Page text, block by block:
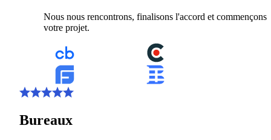
Nous nous rencontrons, finalisons l'accord et commençons
votre projet.
Bureaux